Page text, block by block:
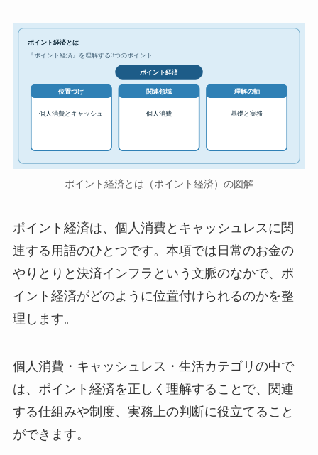
ポイント経済とは
『ポイント経済』を理解する3つのポイント
ポイント経済
位置づけ
個人消費とキャッシュ
関連領域
個人消費
理解の軸
基礎と実務
ポイント経済とは（ポイント経済）の図解
ポイント経済は、個人消費とキャッシュレスに関
連する用語のひとつです。本項では日常のお金の
やりとりと決済インフラという文脈のなかで、ポ
イント経済がどのように位置付けられるのかを整
理します。
個人消費・キャッシュレス・生活カテゴリの中で
は、ポイント経済を正しく理解することで、関連
する仕組みや制度、実務上の判断に役立てること
ができます。